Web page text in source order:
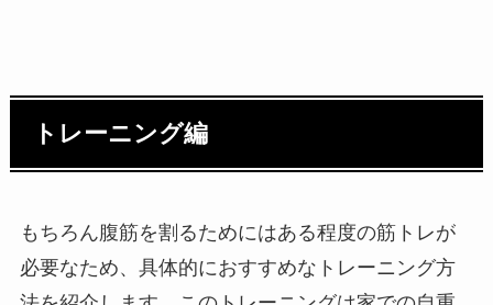
トレーニング編
もちろん腹筋を割るためにはある程度の筋トレが
必要なため、具体的におすすめなトレーニング方